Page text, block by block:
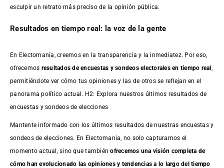
esculpir un retrato más preciso de la opinión pública.
Resultados en tiempo real: la voz de la gente
En Electomanía, creemos en la transparencia y la inmediatez. Por eso,
ofrecemos resultados deencuestas y sondeos electorales en tiempo real
permitiéndote ver cómo tus opiniones y las de otros se reflejan en el
panorama político actual. H2: Explora nuestros últimos resultados de
encuestas y sondeos de elecciones
Mantente informado con los últimos resultados de nuestras encuestasy
sondeos de elecciones. En Electomania, no solo capturamos el
momento actual, sino que tambiénofrecemos una visión completa de
cómo han evolucionado las opiniones y tendencias a lo largo del tiempo